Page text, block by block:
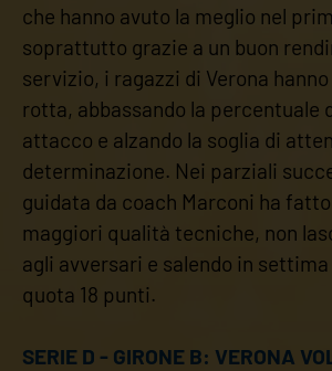
che hanno avuto la meglio nel
soprattutto grazie a un buon
servizio, i ragazzi di Verona
rotta, abbassando la percentuale
attacco e alzando la soglia di
determinazione. Nei parziali
guidata da coach Marconi ha
maggiori qualità tecniche, non
agli avversari e salendo in
quota 18 punti.
SERIE D - GIRONE B: VERONA